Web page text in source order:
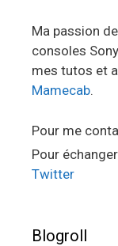
Ma passion
consoles
mes tutos et
Mamecab.
Pour me
Pour
Twitter
Blogroll